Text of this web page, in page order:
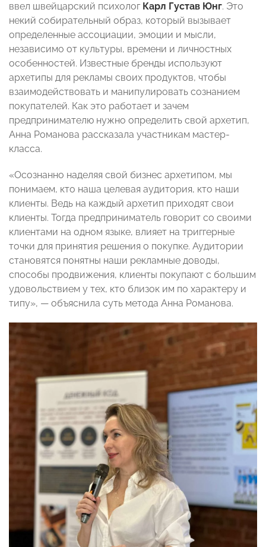
ввел швейцарский психолог Карл Густав Юнг. Это
некий собирательный образ, который вызывает
определенные ассоциации, эмоции и мысли,
независимо от культуры, времени и личностных
особенностей. Известные бренды используют
архетипы для рекламы своих продуктов, чтобы
взаимодействовать и манипулировать сознанием
покупателей. Как это работает и зачем
предпринимателю нужно определить свой архетип,
Анна Романова рассказала участникам мастер-
класса.
«Осознанно наделяя свой бизнес архетипом, мы
понимаем, кто наша целевая аудитория, кто наши
клиенты. Ведь на каждый архетип приходят свои
клиенты. Тогда предприниматель говорит со своими
клиентами на одном языке, влияет на триггерные
точки для принятия решения о покупке. Аудитории
становятся понятны наши рекламные доводы,
способы продвижения, клиенты покупают с большим
удовольствием у тех, кто близок им по характеру и
типу», — объяснила суть метода Анна Романова.